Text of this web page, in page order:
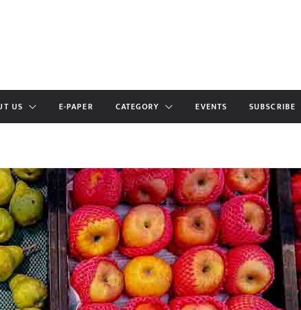
US E-PAPER CATEGORY EVENTS SUBSCRIBE